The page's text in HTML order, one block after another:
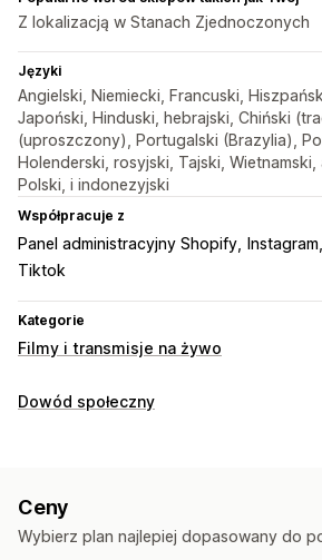
Z lokalizacją w Stanach Zjednoczonych
Języki
Angielski, Niemiecki, Francuski,
Japoński, Hinduski, hebrajski, Chiński
(uproszczony), Portugalski (Brazylia),
Holenderski, rosyjski, Tajski,
Polski, i indonezyjski
Współpracuje z
Panel administracyjny Shopify Instagram
Tiktok
Kategorie
Filmy i transmisje na żywo
Zarządzanie filmami
Udostępnianie w mediach
Wiele kanałów Analizy Powiadomienia
Dowód społeczny
Opcje wyświetlania
Ceny
Wybierz plan najlepiej dopasowany do